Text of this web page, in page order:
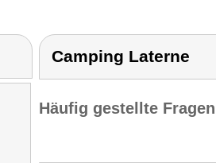
Camping Laterne
Häufig gestellte